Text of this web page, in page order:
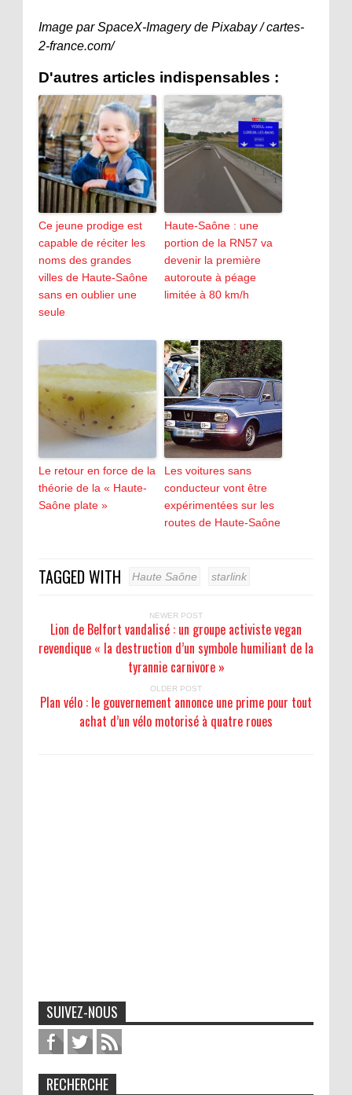
Image par SpaceX-Imagery de Pixabay / cartes-
2-france.com/
D'autres articles indispensables :
Ce jeune prodige est
capable de réciter les
noms des grandes
villes de Haute-Saône
sans en oublier une
seule
Haute-Saône : une
portion de la RN57 va
devenir la première
autoroute à péage
limitée à 80 km/h
Le retour en force de la
théorie de la « Haute-
Saône plate »
Les voitures sans
conducteur vont être
expérimentées sur les
routes de Haute-Saône
TAGGED WITH Haute Saône starlink
NEWER POST
Lion de Belfort vandalisé : un groupe activiste vegan
revendique « la destruction d’un symbole humiliant de la
tyrannie carnivore »
OLDER POST
Plan vélo : le gouvernement annonce une prime pour tout
achat d’un vélo motorisé à quatre roues
SUIVEZ-NOUS
RECHERCHE